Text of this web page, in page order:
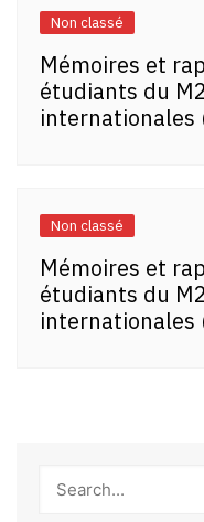
Non classé
Mémoires et
étudiants du
internationales
Non classé
Mémoires et
étudiants du
internationales